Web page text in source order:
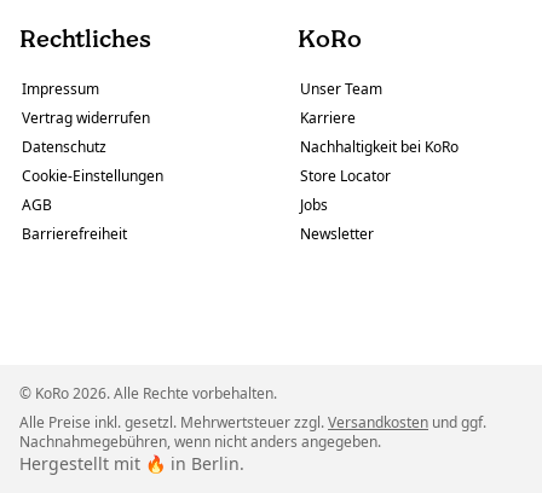
Rechtliches
Impressum
Vertrag widerrufen
Datenschutz
Cookie-Einstellungen
AGB
Barrierefreiheit
KoRo
Unser Team
Karriere
Nachhaltigkeit bei KoRo
Store Locator
Jobs
Newsletter
© KoRo 2026. Alle Rechte vorbehalten.
Alle Preise inkl. gesetzl. Mehrwertsteuer zzgl.Versandkosten und ggf.
Nachnahmegebühren, wenn nicht anders angegeben.
Hergestellt mit 🔥 in Berlin.